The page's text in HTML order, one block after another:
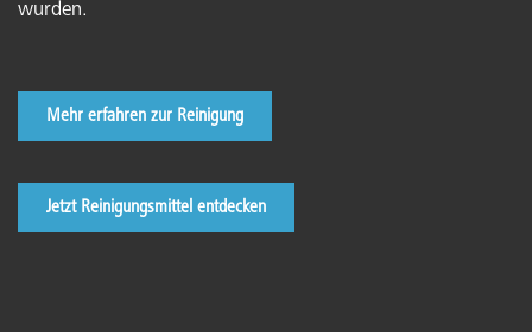
wurden.
Mehr erfahren zur Reinigung
Jetzt Reinigungsmittel entdecken